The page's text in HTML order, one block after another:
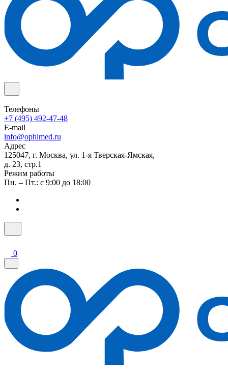
Телефоны
+7 (495) 492-47-48
E-mail
info@ophimed.ru
Адрес
125047, г. Москва, ул. 1-я Тверская-Ямская,
д. 23, стр.1
Режим работы
Пн. – Пт.: с 9:00 до 18:00
0